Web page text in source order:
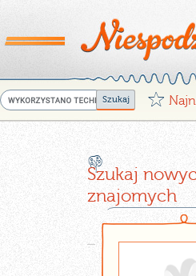
G
X
Szukaj
znajomych